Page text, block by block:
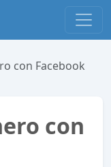
con Facebook
con